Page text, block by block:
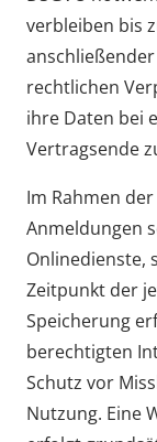
verbleiben bis
rechtlichen
ihre Daten bei
Vertragsende
Im Rahmen
Anmeldungen
Onlinedienste,
Zeitpunkt der
Speicherung
berechtigten
Schutz vor
Nutzung. Eine